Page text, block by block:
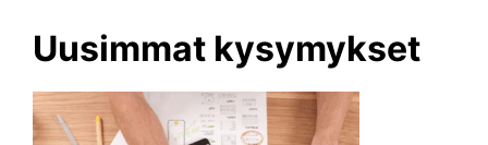
Uusimmat kysymykset